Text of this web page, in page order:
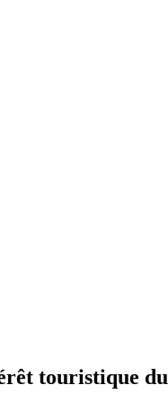
touristique du